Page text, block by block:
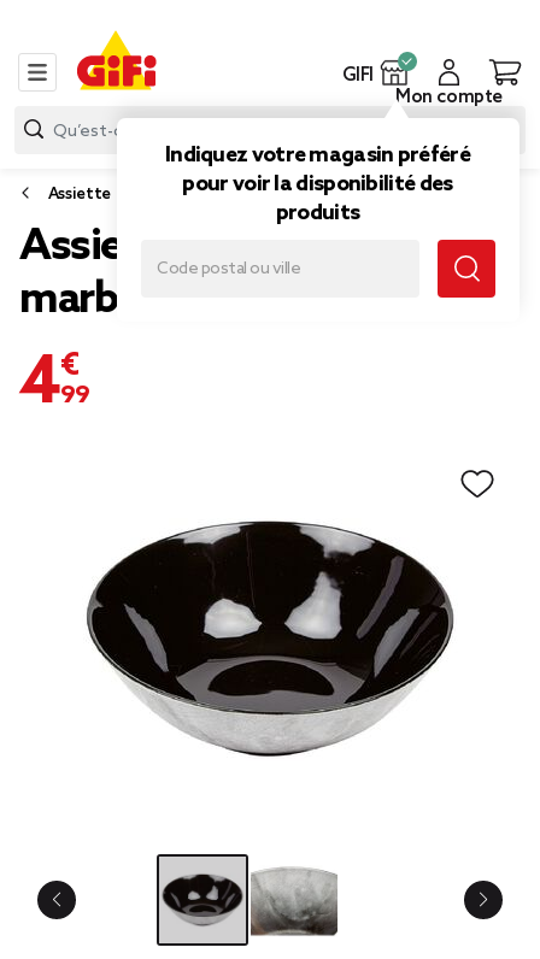
GIFI
Indiquez votre magasin préféré
pour voir la disponibilité des
produits
Mon compte
Assiette
Assiette creuse noir décor
marbre gris Ø18cm
4,99 €